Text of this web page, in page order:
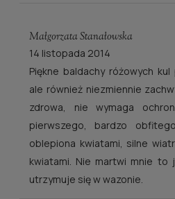
Małgorzata Stanałowska
14 listopada 2014
Piękne baldachy różowych
ale również niezmiennie
zdrowa, nie wymaga
pierwszego, bardzo
oblepiona kwiatami, silne
kwiatami. Nie martwi mnie to
utrzymuje się w wazonie.